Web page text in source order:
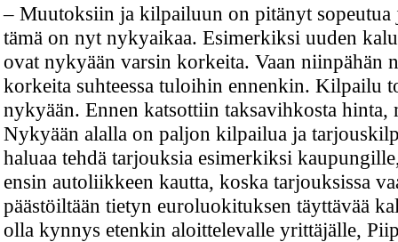
– Muutoksiin ja kilpailuun on pitänyt sopeutua
tämä on nyt nykyaikaa. Esimerkiksi uuden
ovat nykyään varsin korkeita. Vaan niinpähän
korkeita suhteessa tuloihin ennenkin. Kilpailu
nykyään. Ennen katsottiin taksavihkosta hinta,
Nykyään alalla on paljon kilpailua ja
haluaa tehdä tarjouksia esimerkiksi
ensin autoliikkeen kautta, koska tarjouksissa
päästöiltään tietyn euroluokituksen täyttävää
olla kynnys etenkin aloittelevalle yrittäjälle,